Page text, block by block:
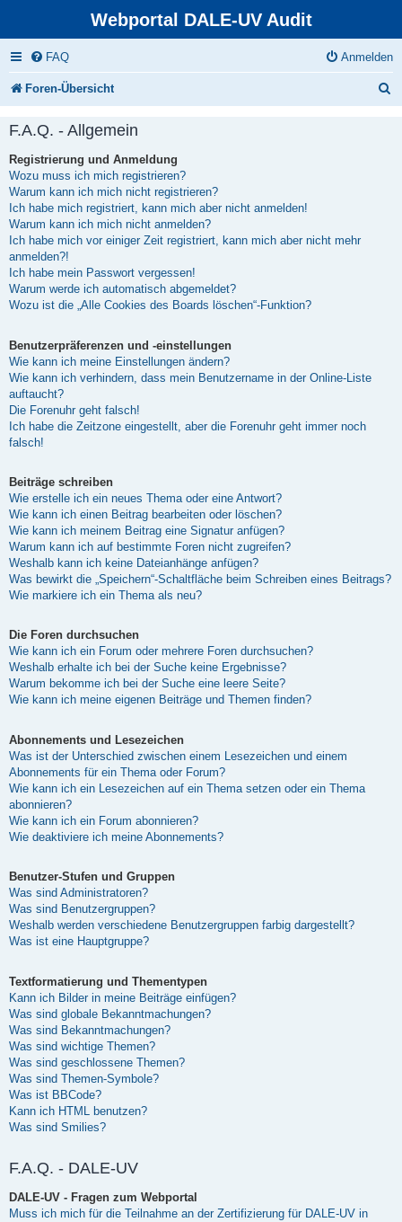
Webportal DALE-UV Audit
FAQ Anmelden
Foren-Übersicht
F.A.Q. - Allgemein
Registrierung und Anmeldung
Wozu muss ich mich registrieren?
Warum kann ich mich nicht registrieren?
Ich habe mich registriert, kann mich aber nicht anmelden!
Warum kann ich mich nicht anmelden?
Ich habe mich vor einiger Zeit registriert, kann mich aber nicht mehr
anmelden?!
Ich habe mein Passwort vergessen!
Warum werde ich automatisch abgemeldet?
Wozu ist die „Alle Cookies des Boards löschen“-Funktion?
Benutzerpräferenzen und -einstellungen
Wie kann ich meine Einstellungen ändern?
Wie kann ich verhindern, dass mein Benutzername in der Online-Liste
auftaucht?
Die Forenuhr geht falsch!
Ich habe die Zeitzone eingestellt, aber die Forenuhr geht immer noch
falsch!
Beiträge schreiben
Wie erstelle ich ein neues Thema oder eine Antwort?
Wie kann ich einen Beitrag bearbeiten oder löschen?
Wie kann ich meinem Beitrag eine Signatur anfügen?
Warum kann ich auf bestimmte Foren nicht zugreifen?
Weshalb kann ich keine Dateianhänge anfügen?
Was bewirkt die „Speichern“-Schaltfläche beim Schreiben eines Beitrags?
Wie markiere ich ein Thema als neu?
Die Foren durchsuchen
Wie kann ich ein Forum oder mehrere Foren durchsuchen?
Weshalb erhalte ich bei der Suche keine Ergebnisse?
Warum bekomme ich bei der Suche eine leere Seite?
Wie kann ich meine eigenen Beiträge und Themen finden?
Abonnements und Lesezeichen
Was ist der Unterschied zwischen einem Lesezeichen und einem
Abonnements für ein Thema oder Forum?
Wie kann ich ein Lesezeichen auf ein Thema setzen oder ein Thema
abonnieren?
Wie kann ich ein Forum abonnieren?
Wie deaktiviere ich meine Abonnements?
Benutzer-Stufen und Gruppen
Was sind Administratoren?
Was sind Benutzergruppen?
Weshalb werden verschiedene Benutzergruppen farbig dargestellt?
Was ist eine Hauptgruppe?
Textformatierung und Thementypen
Kann ich Bilder in meine Beiträge einfügen?
Was sind globale Bekanntmachungen?
Was sind Bekanntmachungen?
Was sind wichtige Themen?
Was sind geschlossene Themen?
Was sind Themen-Symbole?
Was ist BBCode?
Kann ich HTML benutzen?
Was sind Smilies?
F.A.Q. - DALE-UV
DALE-UV - Fragen zum Webportal
Muss ich mich für die Teilnahme an der Zertifizierung für DALE-UV in